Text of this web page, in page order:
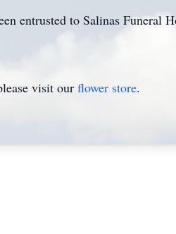
entrusted to Salinas Funeral
visit our flower store.